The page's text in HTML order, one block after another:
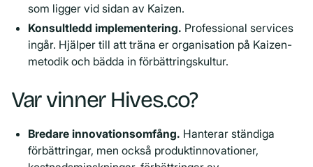
som ligger vid sidan av Kaizen.
Konsultledd implementering. Professional services
ingår. Hjälper till att träna er organisation på Kaizen-
metodik och bädda in förbättringskultur.
Var vinner Hives.co?
Bredare innovationsomfång. Hanterar ständiga
förbättringar, men också produktinnovationer,